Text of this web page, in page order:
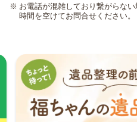
お電話が混雑しており繋がらな
時間を空けてお問合せください。